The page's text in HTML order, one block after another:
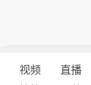
视频 直播